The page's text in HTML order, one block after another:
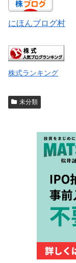
にほんブログ村
株式ランキング
未分類